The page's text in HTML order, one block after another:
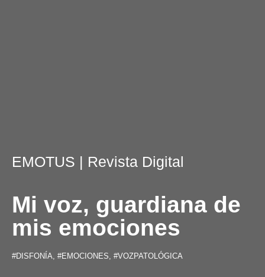
EMOTUS | Revista Digital
Mi voz, guardiana de
mis emociones
#DISFONÍA, #EMOCIONES, #VOZPATOLÓGICA